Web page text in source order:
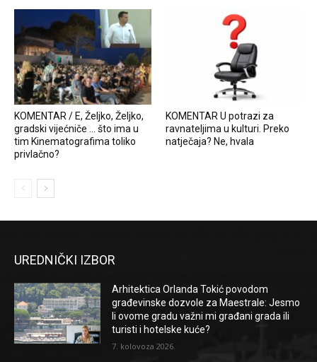
KOMENTAR / E, Željko, Željko,
gradski vijećniče … što ima u
tim Kinematografima toliko
privlačno?
KOMENTAR U potrazi za
ravnateljima u kulturi. Preko
natječaja? Ne, hvala
UREDNIČKI IZBOR
Arhitektica Orlanda Tokić povodom
građevinske dozvole za Maestrale: Jesmo
li ovome gradu važni mi građani grada ili
turisti i hotelske kuće?
7. kolovoza 2026.